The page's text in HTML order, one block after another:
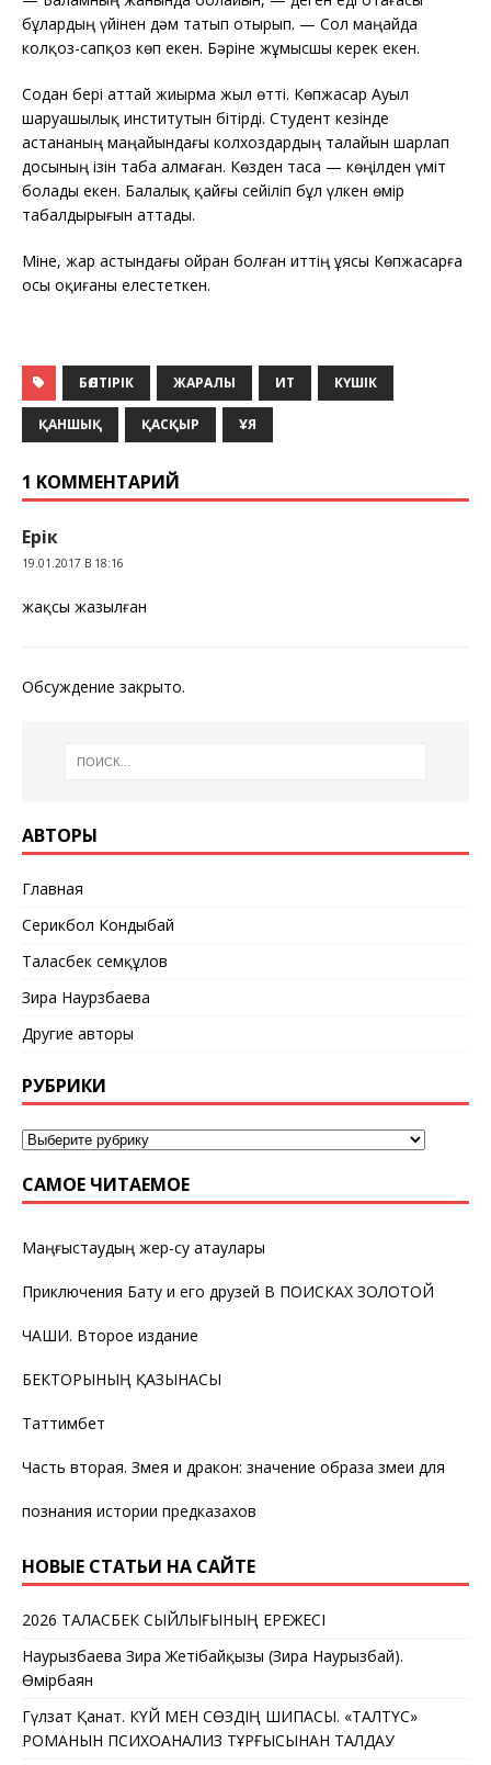
бұлардың үйінен дәм татып отырып. — Сол маңайда
колқоз-сапқоз көп екен. Бәріне жұмысшы керек екен.
Содан бері аттай жиырма жыл өтті. Көпжасар Ауыл
шаруашылық институтын бітірді. Студент кезінде
астананың маңайындағы колхоздардың талайын шарлап
досының ізін таба алмаған. Көзден таса — көңілден үміт
болады екен. Балалық қайғы сейіліп бұл үлкен өмір
табалдырығын аттады.
Міне, жар астындағы ойран болған иттің ұясы Көпжасарға
осы оқиғаны елестеткен.
БӨЛТІРІК ЖАРАЛЫ ИТ КҮШІК
ҚАНШЫҚ ҚАСҚЫР ҰЯ
1 KОММЕНТАРИЙ
Ерік
19.01.2017 В 18:16
жақсы жазылған
Обсуждение закрыто.
АВТОРЫ
Главная
Серикбол Кондыбай
Таласбек Әсемқұлов
Зира Наурзбаева
Другие авторы
РУБРИКИ
САМОЕ ЧИТАЕМОЕ
Маңғыстаудың жер-су атаулары
Приключения Бату и его друзей В ПОИСКАХ ЗОЛОТОЙ
ЧАШИ. Второе издание
БЕКТОРЫНЫҢ ҚАЗЫНАСЫ
Таттимбет
Часть вторая. Змея и дракон: значение образа змеи для
познания истории предказахов
НОВЫЕ СТАТЬИ НА САЙТЕ
2026 ТАЛАСБЕК СЫЙЛЫҒЫНЫҢ ЕРЕЖЕСІ
Наурызбаева Зира Жетібайқызы (Зира Наурызбай).
Өмірбаян
Гүлзат Қанат. КҮЙ МЕН СӨЗДІҢ ШИПАСЫ. «ТАЛТҮС»
РОМАНЫН ПСИХОАНАЛИЗ ТҰРҒЫСЫНАН ТАЛДАУ